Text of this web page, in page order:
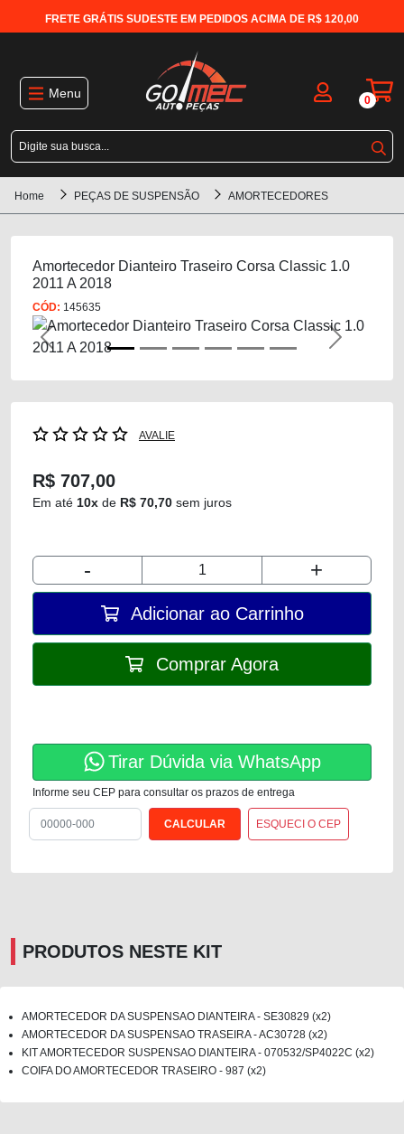
FRETE GRÁTIS SUDESTE EM PEDIDOS ACIMA DE R$ 120,00
Menu 0
Home PEÇAS DE SUSPENSÃO AMORTECEDORES
Amortecedor Dianteiro Traseiro Corsa Classic 1.0
2011 A 2018
CÓD: 145635
Previous Next
AVALIE
R$ 707,00
Em até 10x de R$ 70,70 sem juros
- +
Adicionar ao Carrinho
Comprar Agora
Tirar Dúvida via WhatsApp
Informe seu CEP para consultar os prazos de entrega
ESQUECI O CEP
PRODUTOS NESTE KIT
AMORTECEDOR DA SUSPENSAO DIANTEIRA - SE30829 (x2)
AMORTECEDOR DA SUSPENSAO TRASEIRA - AC30728 (x2)
KIT AMORTECEDOR SUSPENSAO DIANTEIRA - 070532/SP4022C (x2)
COIFA DO AMORTECEDOR TRASEIRO - 987 (x2)